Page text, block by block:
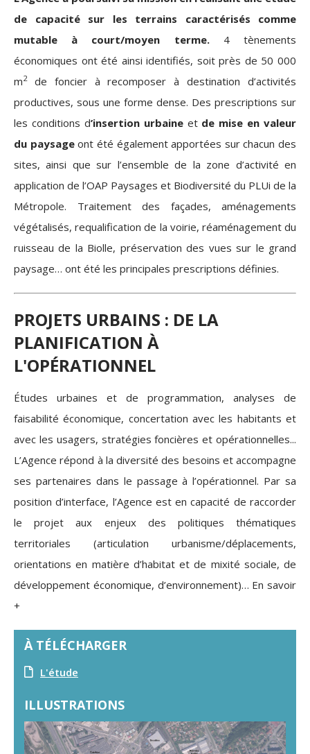
de capacité sur les terrains caractérisés comme
mutable à court/moyen terme.4 tènements
économiques ont été ainsi identifiés, soit près de 50 000
m2de foncier à recomposer à destination d’activités
productives, sous une forme dense. Des prescriptions sur
les conditions d’insertion urbaineet de mise en valeur
du paysageont été également apportées sur chacun des
sites, ainsi que sur l’ensemble de la zone d’activité en
application de l’OAP Paysages et Biodiversité du PLUi de la
Métropole. Traitement des façades, aménagements
végétalisés, requalification de la voirie, réaménagement du
ruisseau de la Biolle, préservation des vues sur le grand
paysage… ont été les principales prescriptions définies.
PROJETS URBAINS : DE LA
PLANIFICATION À
L'OPÉRATIONNEL
Études urbaines et de programmation, analyses de
faisabilité économique, concertation avec les habitants et
avec les usagers, stratégies foncières et opérationnelles...
L’Agence répond à la diversité des besoins et accompagne
ses partenaires dans le passage à l’opérationnel. Par sa
position d’interface, l’Agence est en capacité de raccorder
le projet aux enjeux des politiques thématiques
territoriales (articulation urbanisme/déplacements,
orientations en matière d’habitat et de mixité sociale, de
développement économique, d’environnement)… En savoir
+
À TÉLÉCHARGER
L'étude
ILLUSTRATIONS